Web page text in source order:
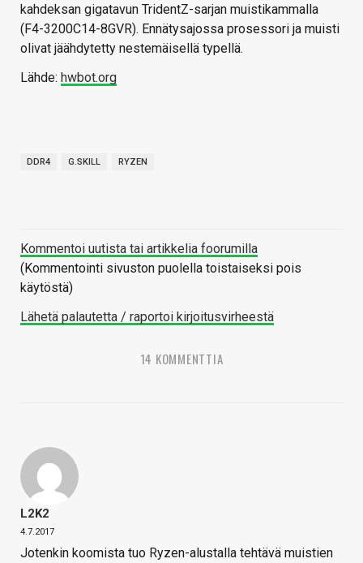
kahdeksan gigatavun TridentZ-sarjan muistikammalla
(F4-3200C14-8GVR). Ennätysajossa prosessori ja muisti
olivat jäähdytetty nestemäisellä typellä.
Lähde: hwbot.org
DDR4 G.SKILL RYZEN
Kommentoi uutista tai artikkelia foorumilla
(Kommentointi sivuston puolella toistaiseksi pois
käytöstä)
Lähetä palautetta / raportoi kirjoitusvirheestä
14 KOMMENTTIA
L2K2
4.7.2017
Jotenkin koomista tuo Ryzen-alustalla tehtävä muistien